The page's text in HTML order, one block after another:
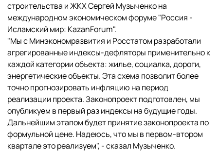
строительства и ЖКХ Сергей Музыченко на
международном экономическом форуме "Россия -
Исламский мир: KazanForum".
"Мы с Минэкономразвития и Росстатом разработали
агрегированные индексы-дефляторы применительно к
каждой категории объекта: жилье, социалка, дороги,
энергетические объекты. Эта схема позволит более
точно прогнозировать инфляцию на период
реализации проекта. Законопроект подготовлен, мы
опубликуем в первый раз индексы на будущие годы.
Дальнейшим этапом будет принятие законопроекта по
формульной цене. Надеюсь, что мы в первом-втором
квартале это реализуем", - сказал Музыченко.